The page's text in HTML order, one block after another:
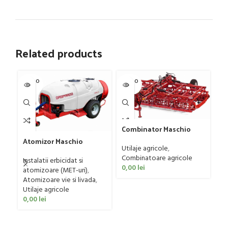
Related products
SOLD O
UT
Atomizor Maschio
Avant 1000/800/121 E
Instalatii erbicidat si
atomizoare (MET-uri),
Atomizoare vie si livada,
Utilaje agricole
0,00lei
SOLD O
UT
Combinator Maschio
Sandokan, 120-190 CP
Utilaje agricole,
Combinatoare agricole
0,00lei